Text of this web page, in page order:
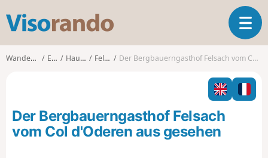
s
o
o
T
o
g
l
n
Wanderungen Elsass Haut-Rhin Fellering Der Bergbauerngasthof Felsach vom Col d'Oderen aus gesehen
Der Bergbauerngasthof Felsach
vom Col d'Oderen aus gesehen